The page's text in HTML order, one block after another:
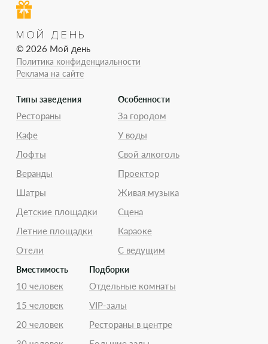
МОЙ ДЕНЬ
© 2026 Мой день
Политика конфиденциальности
Реклама на сайте
Типы заведения
Рестораны
Кафе
Лофты
Веранды
Шатры
Детские площадки
Летние площадки
Отели
Особенности
За городом
У воды
Свой алкоголь
Проектор
Живая музыка
Сцена
Караоке
С ведущим
Вместимость
10 человек
15 человек
20 человек
Подборки
Отдельные комнаты
VIP-залы
Рестораны в центре